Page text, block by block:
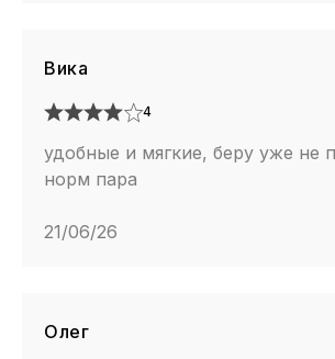
Вика
4
удобные и мягкие, беру уже не
норм пара
21/06/26
Олег